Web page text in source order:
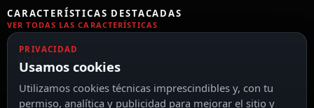
CARACTERÍSTICAS DESTACADAS
VER TODAS LAS CARACTERÍSTICAS
PRIVACIDAD
Usamos cookies
Utilizamos cookies técnicas imprescindibles y, con tu
permiso, analítica y publicidad para mejorar el sitio y